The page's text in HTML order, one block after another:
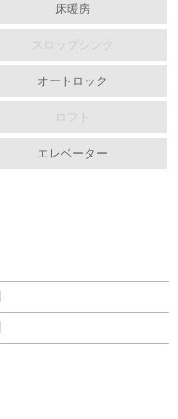
床暖房
スロップシンク
オートロック
ロフト
エレベーター